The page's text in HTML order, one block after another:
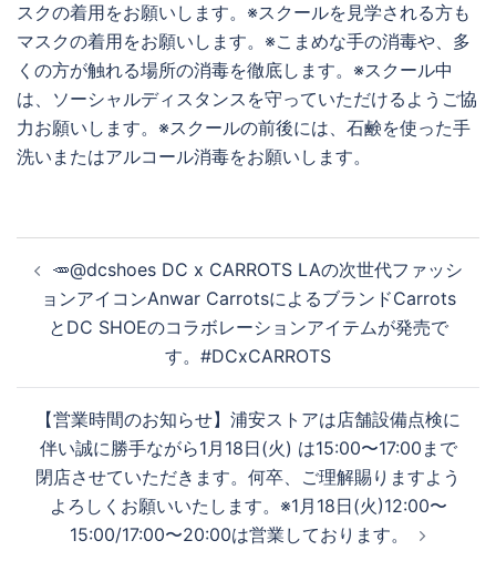
スクの着用をお願いします。※スクールを見学される方も
マスクの着用をお願いします。※こまめな手の消毒や、多
くの方が触れる場所の消毒を徹底します。※スクール中
は、ソーシャルディスタンスを守っていただけるようご協
力お願いします。※スクールの前後には、石鹸を使った手
洗いまたはアルコール消毒をお願いします。
稿
シ
ョ
🥕@dcshoes DC x CARROTS LAの次世代ファッシ
ョンアイコンAnwar CarrotsによるブランドCarrots
とDC SHOEのコラボレーションアイテムが発売で
す。#DCxCARROTS
【営業時間のお知らせ】浦安ストアは店舗設備点検に
伴い誠に勝手ながら1月18日(火) は15:00〜17:00まで
閉店させていただきます。何卒、ご理解賜りますよう
よろしくお願いいたします。※1月18日(火)12:00〜
15:00/17:00〜20:00は営業しております。